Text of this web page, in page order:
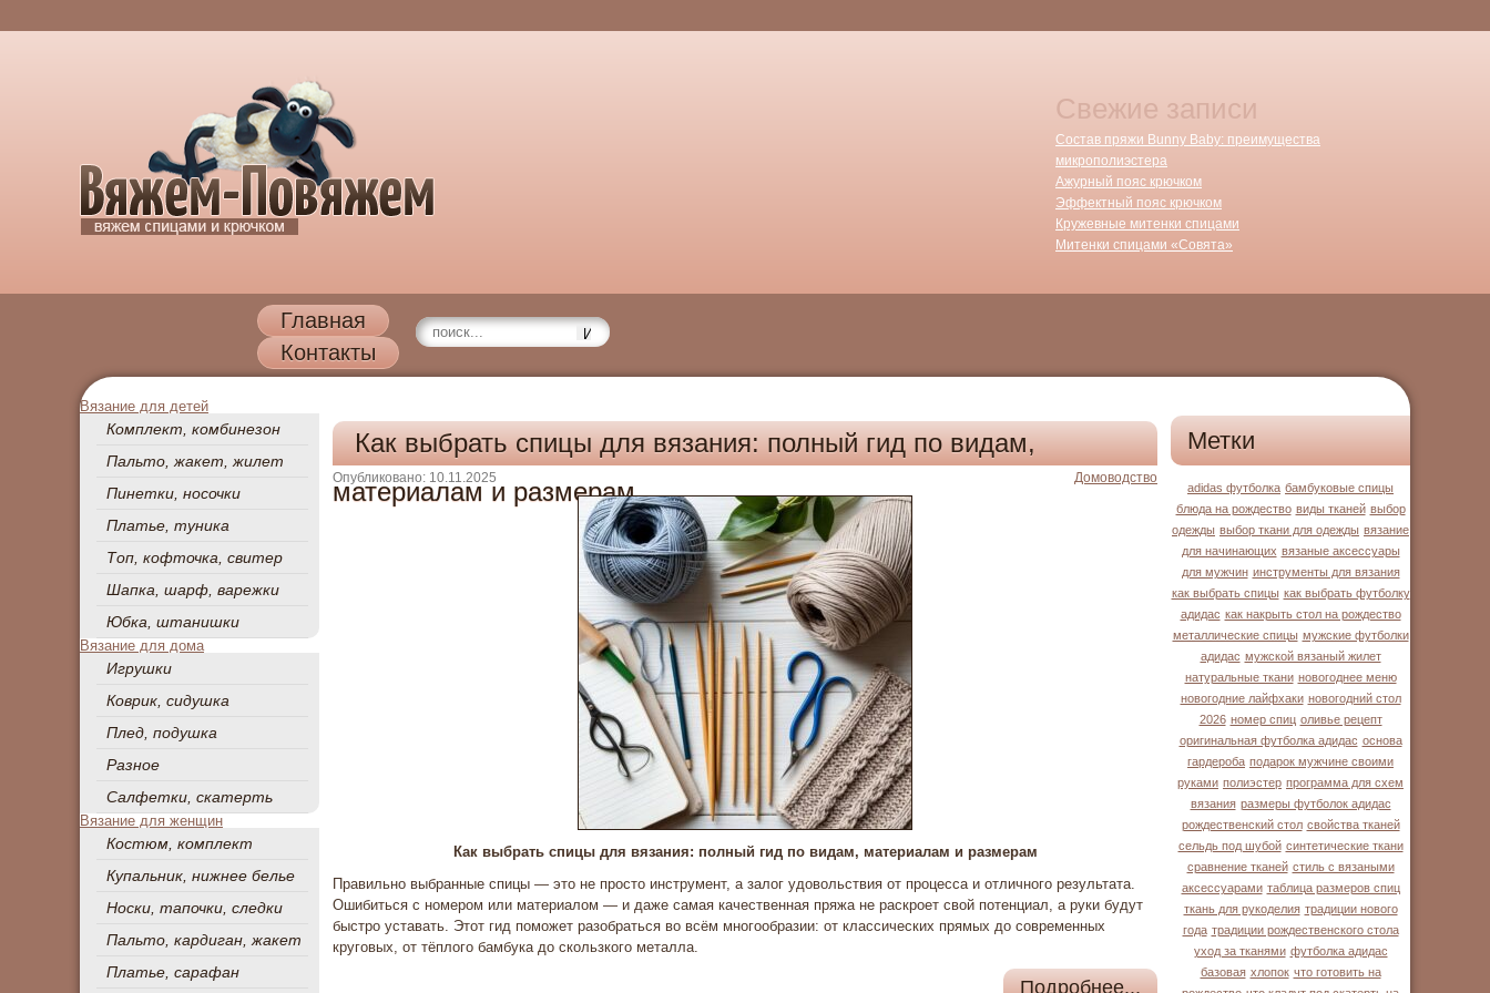
Свежие записи
Состав пряжи Bunny Baby: преимущества
микрополиэстера
Ажурный пояс крючком
Эффектный пояс крючком
Кружевные митенки спицами
Митенки спицами «Совята»
Главная
Контакты
Вязание для детей
Комплект, комбинезон
Пальто, жакет, жилет
Пинетки, носочки
Платье, туника
Топ, кофточка, свитер
Шапка, шарф, варежки
Юбка, штанишки
Вязание для дома
Игрушки
Коврик, сидушка
Плед, подушка
Разное
Салфетки, скатерть
Вязание для женщин
Костюм, комплект
Купальник, нижнее белье
Носки, тапочки, следки
Пальто, кардиган, жакет
Платье, сарафан
Как выбрать спицы для вязания: полный гид по видам,
материалам и размерам
Опубликовано: 10.11.2025 Домоводство
Как выбрать спицы для вязания: полный гид по видам, материалам и размерам
Правильно выбранные спицы — это не просто инструмент, а залог удовольствия от процесса и отличного результата.
Ошибиться с номером или материалом — и даже самая качественная пряжа не раскроет свой потенциал, а руки будут
быстро уставать. Этот гид поможет разобраться во всём многообразии: от классических прямых до современных
круговых, от тёплого бамбука до скользкого металла.
Подробнее...
Метки
adidas футболка бамбуковые спицы
блюда на рождество виды тканей выбор
одежды выбор ткани для одежды вязание
для начинающих вязаные аксессуары
для мужчин инструменты для вязания
как выбрать спицы как выбрать футболку
адидас как накрыть стол на рождество
металлические спицы мужские футболки
адидас мужской вязаный жилет
натуральные ткани новогоднее меню
новогодние лайфхаки новогодний стол
2026 номер спиц оливье рецепт
оригинальная футболка адидас основа
гардероба подарок мужчине своими
руками полиэстер программа для схем
вязания размеры футболок адидас
рождественский стол свойства тканей
сельдь под шубой синтетические ткани
сравнение тканей стиль с вязаными
аксессуарами таблица размеров спиц
ткань для рукоделия традиции нового
года традиции рождественского стола
уход за тканями футболка адидас
базовая хлопок что готовить на